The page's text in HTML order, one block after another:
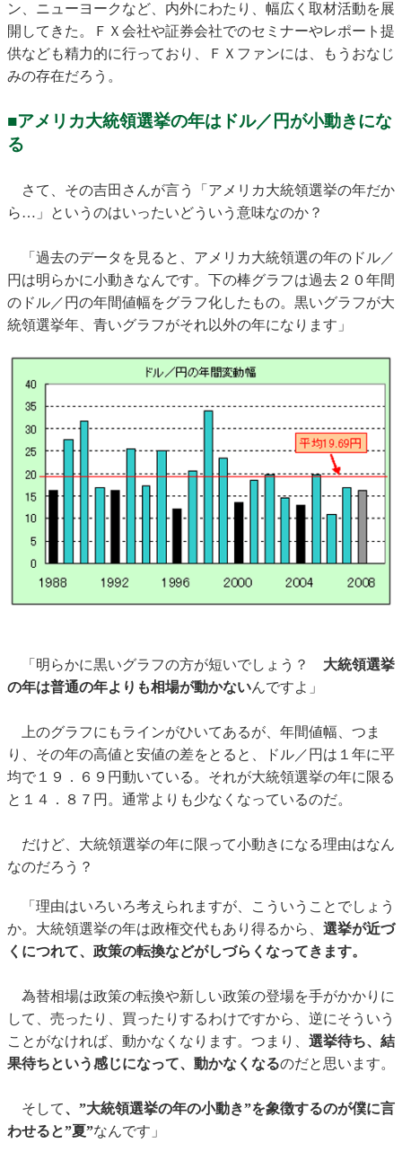
ン、ニューヨークなど、内外にわたり、幅広く取材活動を展
開してきた。ＦＸ会社や証券会社でのセミナーやレポート提
供なども精力的に行っており、ＦＸファンには、もうおなじ
みの存在だろう。
■アメリカ大統領選挙の年はドル／円が小動きにな
る
さて、その吉田さんが言う「アメリカ大統領選挙の年だか
ら…」というのはいったいどういう意味なのか？
「過去のデータを見ると、アメリカ大統領選の年のドル／
円は明らかに小動きなんです。下の棒グラフは過去２０年間
のドル／円の年間値幅をグラフ化したもの。黒いグラフが大
統領選挙年、青いグラフがそれ以外の年になります」
「明らかに黒いグラフの方が短いでしょう？ 大統領選挙
の年は普通の年よりも相場が動かないんですよ」
上のグラフにもラインがひいてあるが、年間値幅、つま
り、その年の高値と安値の差をとると、ドル／円は１年に平
均で１９．６９円動いている。それが大統領選挙の年に限る
と１４．８７円。通常よりも少なくなっているのだ。
だけど、大統領選挙の年に限って小動きになる理由はなん
なのだろう？
「理由はいろいろ考えられますが、こういうことでしょう
か。大統領選挙の年は政権交代もあり得るから、 選挙が近づ
くにつれて、政策の転換などがしづらくなってきます。
為替相場は政策の転換や新しい政策の登場を手がかかりに
して、売ったり、買ったりするわけですから、逆にそういう
ことがなければ、動かなくなります。つまり、 選挙待ち、結
果待ちという感じになって、動かなくなるのだと思います。
そして、”大統領選挙の年の小動き”を象徴するのが僕に言
わせると”夏”なんです」